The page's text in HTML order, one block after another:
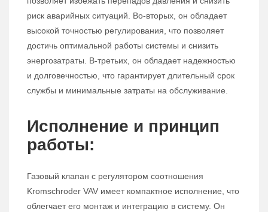
риск аварийных ситуаций. Во-вторых, он обладает
высокой точностью регулирования, что позволяет
достичь оптимальной работы системы и снизить
энергозатраты. В-третьих, он обладает надежностью
и долговечностью, что гарантирует длительный срок
службы и минимальные затраты на обслуживание.
Исполнение и принцип
работы:
Газовый клапан с регулятором соотношения
Kromschroder VAV имеет компактное исполнение, что
облегчает его монтаж и интеграцию в систему. Он